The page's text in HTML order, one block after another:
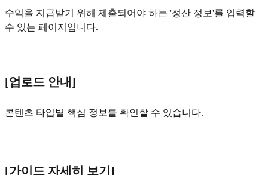
수익을 지급받기 위해 제출되어야 하는 '정산 정보'를 입력할
수 있는 페이지입니다.
[업로드 안내]
콘텐츠 타입별 핵심 정보를 확인할 수 있습니다.
[가이드 자세히 보기]